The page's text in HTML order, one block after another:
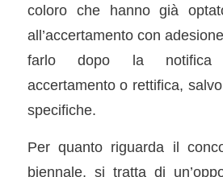
coloro che hanno già
all’accertamento con
farlo dopo la notifica
accertamento o rettifica,
specifiche.
Per quanto riguarda il
biennale, si tratta di